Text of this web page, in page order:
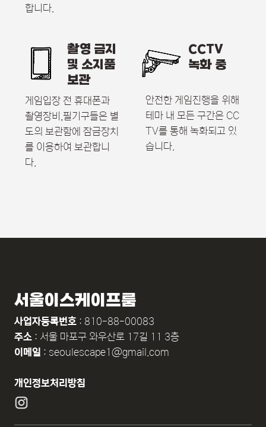
합니다.
촬영 금지
및 소지품
보관
게임입장 전 휴대폰과
촬영장비,필기구들은별
도의 보관함에 잠금장치
를이용하여 보관합니
다.
CCTV
녹화 중
안전한 게임진행을 위해
테마 내 모든 구간은 CC
TV를 통해 녹화되고 있
습니다.
서울이스케이프룸
사업자등록번호: 810-88-00083
주소: 서울 마포구 와우산로 17길 11 3층
이메일 : seoulescape1@gmail.com
개인정보처리방침